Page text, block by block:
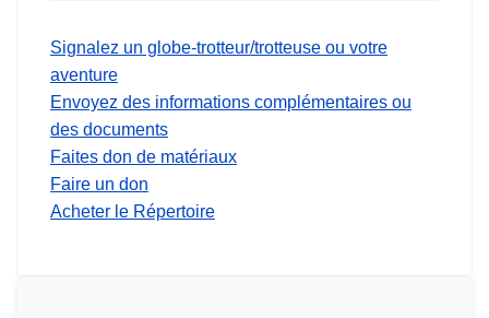
Signalez un globe-trotteur/trotteuse ou votre
aventure
Envoyez des informations complémentaires ou
des documents
Faites don de matériaux
Faire un don
Acheter le Répertoire